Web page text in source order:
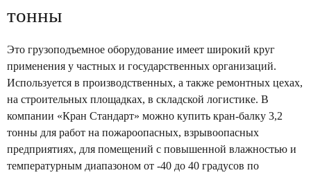
тонны
Это грузоподъемное оборудование имеет широкий круг
применения у частных и государственных организаций.
Используется в производственных, а также ремонтных цехах,
на строительных площадках, в складской логистике. В
компании «Кран Стандарт» можно купить кран-балку 3,2
тонны для работ на пожароопасных, взрывоопасных
предприятиях, для помещений с повышенной влажностью и
температурным диапазоном от -40 до 40 градусов по